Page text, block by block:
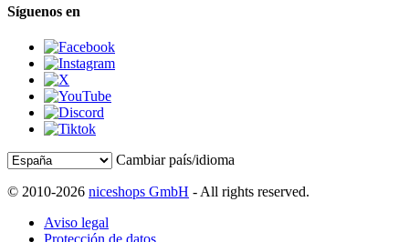
Síguenos en
Cambiar país/idioma
© 2010-2026 niceshops GmbH - All rights reserved.
Aviso legal
Protección de datos